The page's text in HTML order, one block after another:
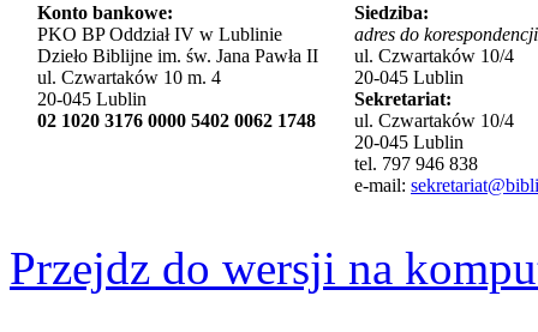
Konto bankowe:
PKO BP Oddział IV w Lublinie
Dzieło Biblijne im. św. Jana Pawła II
ul. Czwartaków 10 m. 4
20-045 Lublin
02 1020 3176 0000 5402 0062 1748
Siedziba:
adres do
ul. Czwartaków 10/4
20-045 Lublin
Sekretariat:
ul. Czwartaków 10/4
20-045 Lublin
tel. 797 946 838
e-mail:
Przejdz do wersji na